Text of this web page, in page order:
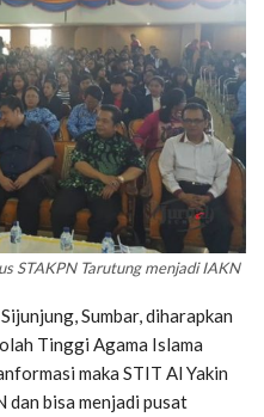
STAKPN Tarutung menjadi IAKN
Sumbar, diharapkan
Tinggi Agama Islama
maka STIT Al Yakin
dan bisa menjadi pusat